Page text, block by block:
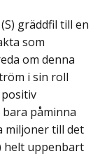
gräddfil till en
som
om denna
i sin roll
påminna
miljoner till det
helt uppenbart